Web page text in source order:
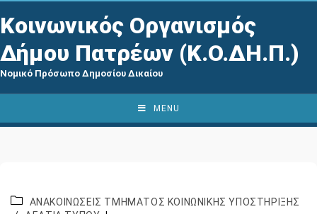
Κοινωνικός Οργανισμός
Δήμου Πατρέων (Κ.Ο.ΔΗ.Π.)
Νομικό Πρόσωπο Δημοσίου Δικαίου
MENU
ΑΝΑΚΟΙΝΩΣΕΙΣ ΤΜΗΜΑΤΟΣ ΚΟΙΝΩΝΙΚΗΣ ΥΠΟΣΤΗΡΙΞΗΣ